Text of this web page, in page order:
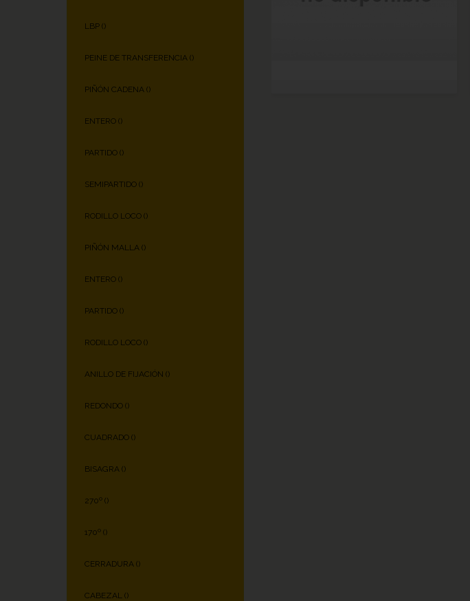
LBP ()
PEINE DE TRANSFERENCIA ()
PIÑÓN CADENA ()
ENTERO ()
PARTIDO ()
SEMIPARTIDO ()
RODILLO LOCO ()
PIÑÓN MALLA ()
ENTERO ()
PARTIDO ()
RODILLO LOCO ()
ANILLO DE FIJACIÓN ()
REDONDO ()
CUADRADO ()
BISAGRA ()
270º ()
170º ()
CERRADURA ()
CABEZAL ()